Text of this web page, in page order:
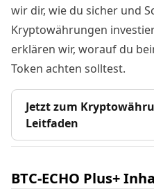
wir dir, wie du sicher und
Kryptowährungen
erklären wir, worauf du
Token achten solltest.
Jetzt zum
Leitfaden
BTC-ECHO Plus+